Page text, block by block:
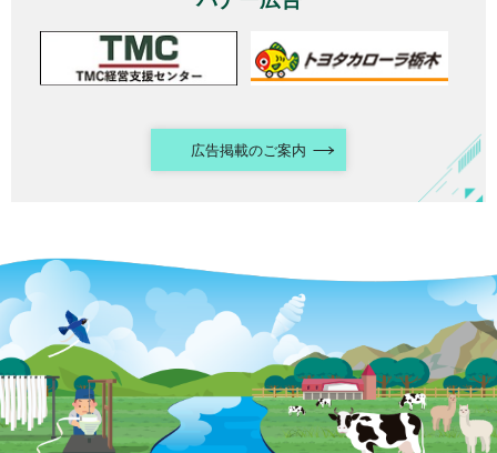
広告掲載のご案内